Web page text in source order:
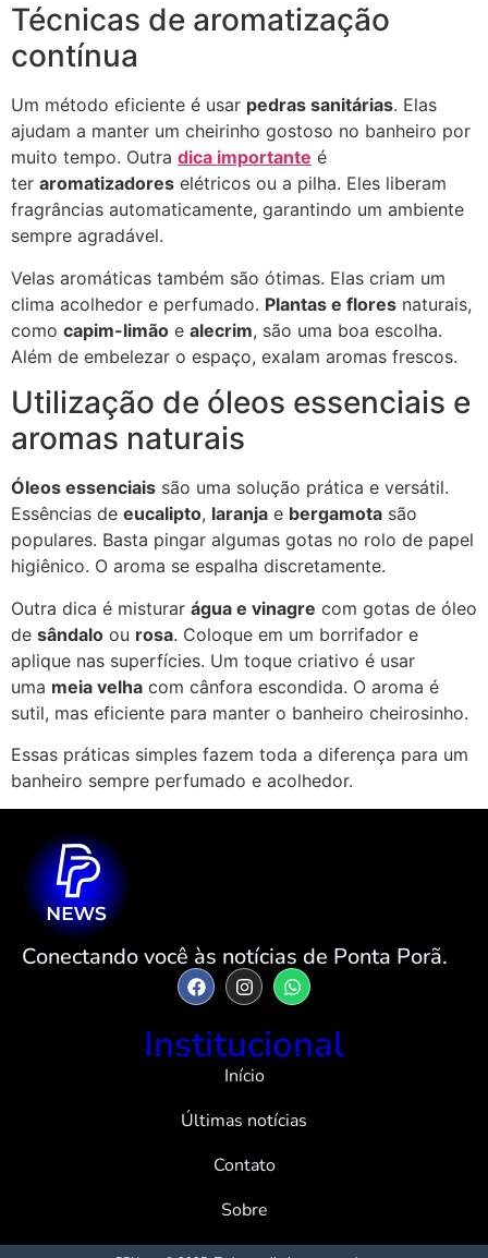
Técnicas de aromatização
contínua
Um método eficiente é usar pedras sanitárias. Elas
ajudam a manter um cheirinho gostoso no banheiro por
muito tempo. Outra dica importante é
ter aromatizadores elétricos ou a pilha. Eles liberam
fragrâncias automaticamente, garantindo um ambiente
sempre agradável.
Velas aromáticas também são ótimas. Elas criam um
clima acolhedor e perfumado. Plantas e flores naturais,
como capim-limão e alecrim, são uma boa escolha.
Além de embelezar o espaço, exalam aromas frescos.
Utilização de óleos essenciais e
aromas naturais
Óleos essenciais são uma solução prática e versátil.
Essências de eucalipto, laranja e bergamota são
populares. Basta pingar algumas gotas no rolo de papel
higiênico. O aroma se espalha discretamente.
Outra dica é misturar água e vinagre com gotas de óleo
de sândalo ou rosa. Coloque em um borrifador e
aplique nas superfícies. Um toque criativo é usar
uma meia velha com cânfora escondida. O aroma é
sutil, mas eficiente para manter o banheiro cheirosinho.
Essas práticas simples fazem toda a diferença para um
banheiro sempre perfumado e acolhedor.
Conectando você às notícias de Ponta Porã.
Institucional
Início
Últimas notícias
Contato
Sobre